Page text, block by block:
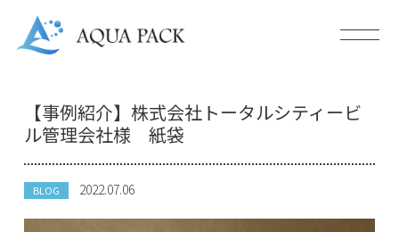
【事例紹介】株式会社トータルシティービ
ル管理会社様 紙袋
BLOG 2022.07.06